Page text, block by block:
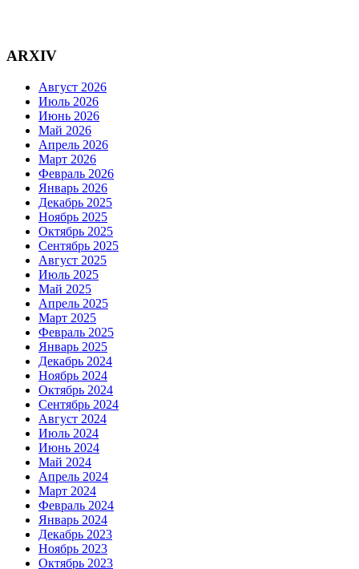
ARXIV
Август 2026
Июль 2026
Июнь 2026
Май 2026
Апрель 2026
Март 2026
Февраль 2026
Январь 2026
Декабрь 2025
Ноябрь 2025
Октябрь 2025
Сентябрь 2025
Август 2025
Июль 2025
Май 2025
Апрель 2025
Март 2025
Февраль 2025
Январь 2025
Декабрь 2024
Ноябрь 2024
Октябрь 2024
Сентябрь 2024
Август 2024
Июль 2024
Июнь 2024
Май 2024
Апрель 2024
Март 2024
Февраль 2024
Январь 2024
Декабрь 2023
Ноябрь 2023
Октябрь 2023